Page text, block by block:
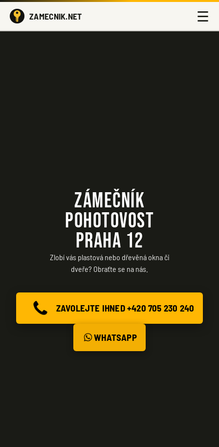
ZAMECNIK.NET ☰
ZÁMEČNÍK
POHOTOVOST
PRAHA 12
Zlobí vás plastová nebo dřevěná okna či
dveře? Obraťte se na nás.
ZAVOLEJTE IHNED +420 705 230 240
WHATSAPP